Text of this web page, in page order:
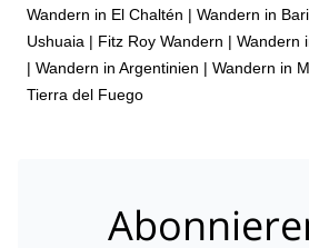
Wandern in El Chaltén | Wandern in
Ushuaia | Fitz Roy Wandern | Wandern
| Wandern in Argentinien | Wandern in
Tierra del Fuego